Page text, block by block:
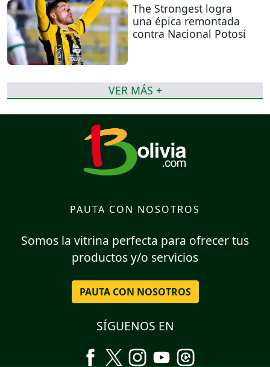
The Strongest logra
una épica remontada
contra Nacional Potosí
VER MÁS +
PAUTA CON NOSOTROS
Somos la vitrina perfecta para ofrecer tus
productos y/o servicios
PAUTA CON NOSOTROS
SÍGUENOS EN